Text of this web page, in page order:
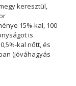
keresztül,
15%-kal, 100
is
kal nőtt, és
(jóváhagyás